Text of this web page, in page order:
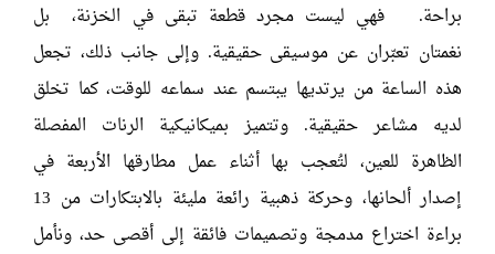
براحة. فهي ليست مجرد قطعة تبقى في الخزنة، بل
نغمتان تعبّران عن موسيقى حقيقية. وإلى جانب ذلك، تجعل
هذه الساعة من يرتديها يبتسم عند سماعه للوقت، كما تخلق
لديه مشاعر حقيقية. وتتميز بميكانيكية الرنات المفصلة
الظاهرة للعين، لتُعجب بها أثناء عمل مطارقها الأربعة في
إصدار ألحانها، وحركة ذهبية رائعة مليئة بالابتكارات من 13
براءة اختراع مدمجة وتصميمات فائقة إلى أقصى حد، ونأمل